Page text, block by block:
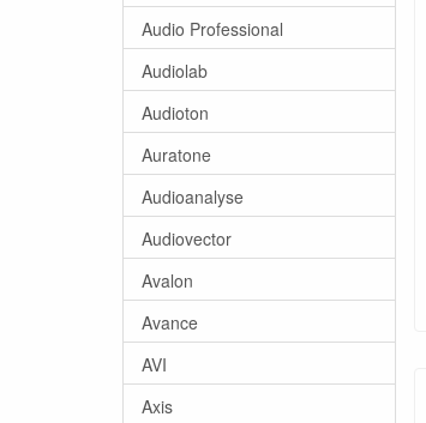
Audio Professional
Audiolab
Audioton
Auratone
Audioanalyse
Audiovector
Avalon
Avance
AVI
Axis